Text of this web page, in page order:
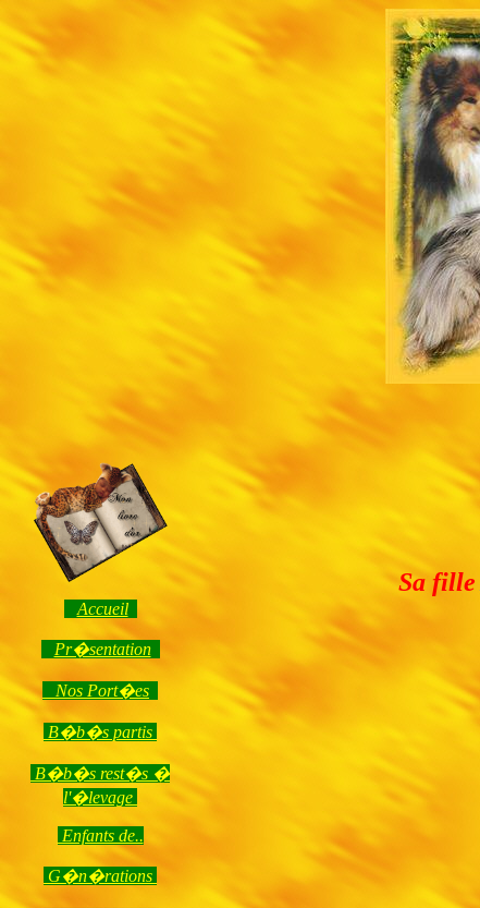
Accueil
Pr�sentation
Nos Port�es
B�b�s partis
B�b�s rest�s �
l'�levage
Enfants de..
G�n�rations
Sa fille